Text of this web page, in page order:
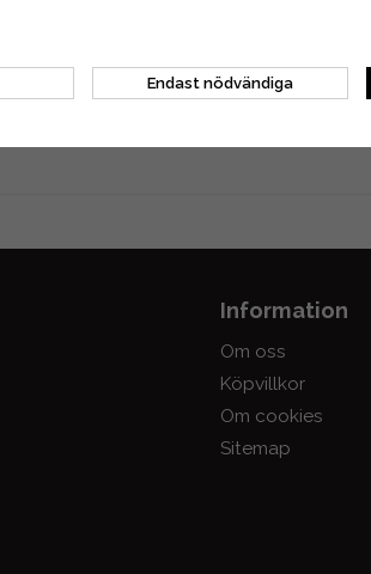
SP33G X-CUT, 36930000056, 3693-000-
Information
Om oss
Köpvillkor
Om cookies
Sitemap
Endast nödvändiga